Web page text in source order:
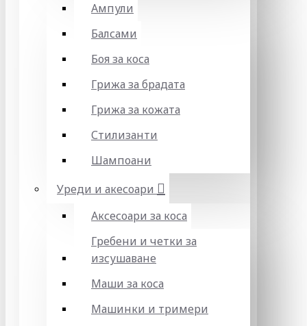
Ампули
Балсами
Боя за коса
Грижа за брадата
Грижа за кожата
Стилизанти
Шампоани
Уреди и акесоари
Аксесоари за коса
Гребени и четки за
изсушаване
Маши за коса
Машинки и тримери